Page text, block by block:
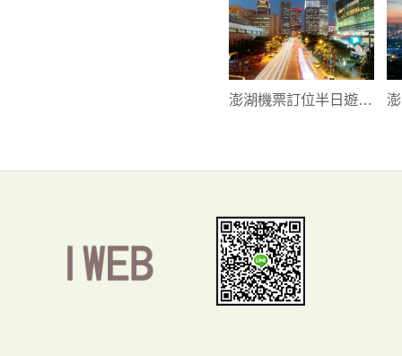
澎湖機票訂位半日遊6